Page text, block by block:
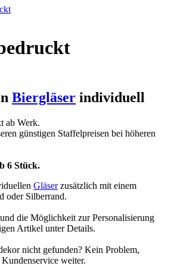
Biergläser individuell
ab Werk.
günstigen Staffelpreisen bei höheren
6 Stück.
Gläserzusätzlich mit einem
oder Silberrand.
die Möglichkeit zur Personalisierung
Artikel unter Details.
nicht gefunden? Kein Problem,
weiter.